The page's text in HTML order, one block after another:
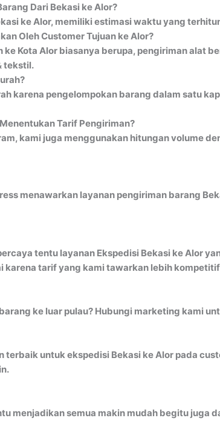
Dari Bekasi ke Alor?
ke Alor, memiliki estimasi waktu yang
Oleh Customer Tujuan ke Alor?
Kota Alor biasanya berupa, pengiriman alat
tekstil.
karena pengelompokan barang dalam satu
Tarif Pengiriman?
kami juga menggunakan hitungan volume
menawarkan layanan pengiriman barang
tentu layanan Ekspedisi Bekasi ke Alor
karena tarif yang kami tawarkan lebih
ke luar pulau? Hubungi marketing kami
terbaik untuk ekspedisi Bekasi ke Alor pada
menjadikan semua makin mudah begitu juga